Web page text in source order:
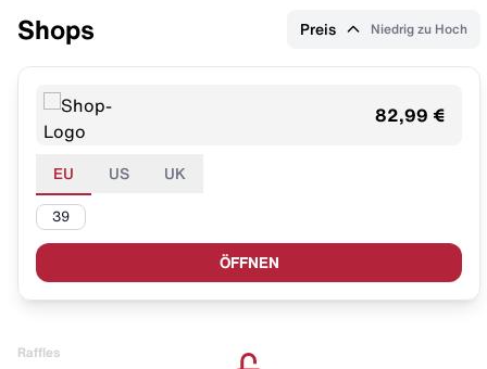
Shops Preis Niedrig zu Hoch
82,99 €
EU US UK
39
ÖFFNEN
Raffles